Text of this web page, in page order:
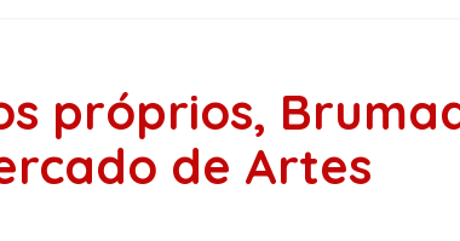
próprios,
de Artes